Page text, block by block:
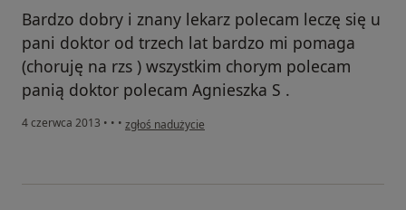
Bardzo dobry i znany lekarz polecam leczę się u
pani doktor od trzech lat bardzo mi pomaga
(choruję na rzs ) wszystkim chorym polecam
panią doktor polecam Agnieszka S .
4 czerwca 2013 • • • w opinii użytkownika Konto zostało usunięte
zgłoś nadużycie